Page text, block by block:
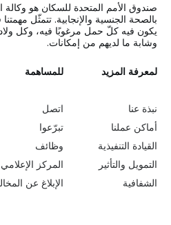
صندوق الأمم المتحدة للسكان هو وكالة
بالصحة الجنسية والإنجابية. تتمثّل
يكون فيه كلّ حمل مرغوبًا فيه، وكل
وشابة ما لديهم من إمكانات.
L
e
a
r
n
لمعرفة المزيد
نبذة عنا
أماكن عملنا
القيادة التنفيذية
التمويل والتأثير
الشفافية
G
o
b
e
y
للمساهمة
اتصل
تبرّعوا
وظائف
المركز الإعلامي
الإبلاغ عن